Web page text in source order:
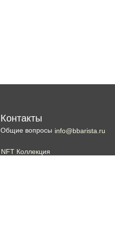
Контакты
Общие вопросы info@bbarista.ru
NFT Коллекция